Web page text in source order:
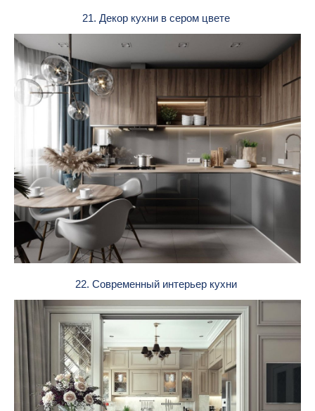
21. Декор кухни в сером цвете
22. Современный интерьер кухни